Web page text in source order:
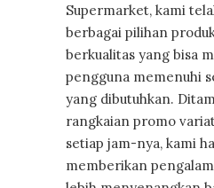
Supermarket, kami
berbagai pilihan
berkualitas yang bisa
pengguna memenuhi
yang dibutuhkan.
rangkaian promo
setiap jam-nya, kami
memberikan